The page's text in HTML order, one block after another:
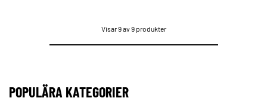
Visar 9 av 9 produkter
POPULÄRA KATEGORIER